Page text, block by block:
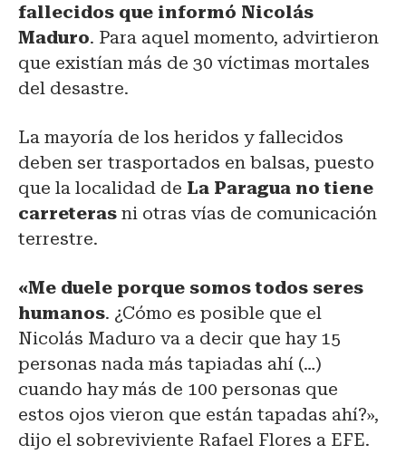
fallecidos que informó Nicolás
Maduro. Para aquel momento, advirtieron
que existían más de 30 víctimas mortales
del desastre.
La mayoría de los heridos y fallecidos
deben ser trasportados en balsas, puesto
que la localidad de La Paragua no tiene
carreteras ni otras vías de comunicación
terrestre.
«Me duele porque somos todos seres
humanos. ¿Cómo es posible que el
Nicolás Maduro va a decir que hay 15
personas nada más tapiadas ahí (…)
cuando hay más de 100 personas que
estos ojos vieron que están tapadas ahí?»,
dijo el sobreviviente Rafael Flores a EFE.